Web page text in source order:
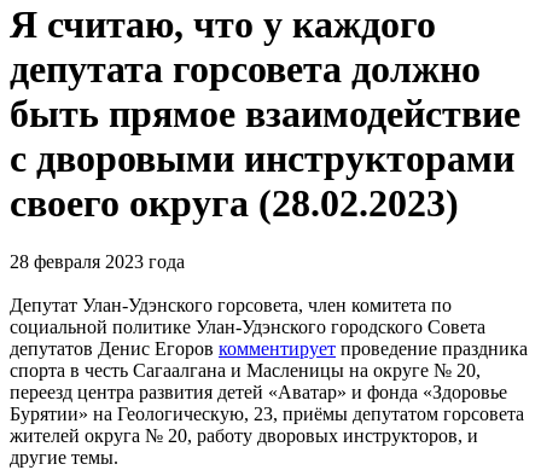
Я считаю, что у каждого
депутата горсовета должно
быть прямое взаимодействие
с дворовыми инструкторами
своего округа (28.02.2023)
28 февраля 2023 года
Депутат Улан-Удэнского горсовета, член комитета по
социальной политике Улан-Удэнского городского Совета
депутатов Денис Егоров комментирует проведение праздника
спорта в честь Сагаалгана и Масленицы на округе № 20,
переезд центра развития детей «Аватар» и фонда «Здоровье
Бурятии» на Геологическую, 23, приёмы депутатом горсовета
жителей округа № 20, работу дворовых инструкторов, и
другие темы.